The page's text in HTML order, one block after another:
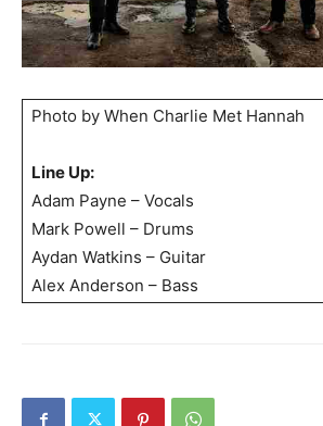
Photo by When Charlie Met Hannah
Line Up:
Adam Payne – Vocals
Mark Powell – Drums
Aydan Watkins – Guitar
Alex Anderson – Bass